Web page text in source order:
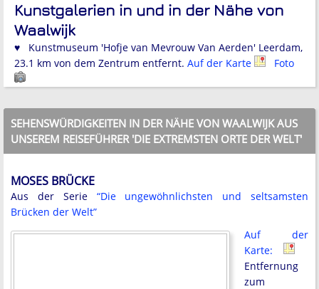
Kunstgalerien in und in der Nähe von
Waalwijk
♥ Kunstmuseum 'Hofje van Mevrouw Van Aerden' Leerdam,
23.1 km von dem Zentrum entfernt. Auf der Karte Foto
SEHENSWÜRDIGKEITEN IN DER NÄHE VON WAALWIJK AUS
UNSEREM REISEFÜHRER 'DIE EXTREMSTEN ORTE DER WELT'
MOSES BRÜCKE
Aus der Serie “Die ungewöhnlichsten und seltsamsten
Brücken der Welt”
Auf der
Karte:
Entfernung
zum